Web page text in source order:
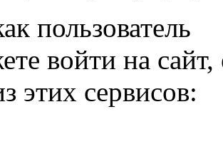
пользователь
войти на сайт,
этих сервисов: